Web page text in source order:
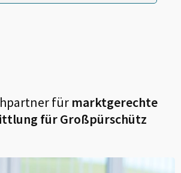
fürmarktgerechte
fürGroßpürschütz